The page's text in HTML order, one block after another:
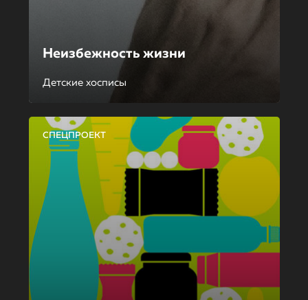
Неизбежность жизни
Детские хосписы
СПЕЦПРОЕКТ